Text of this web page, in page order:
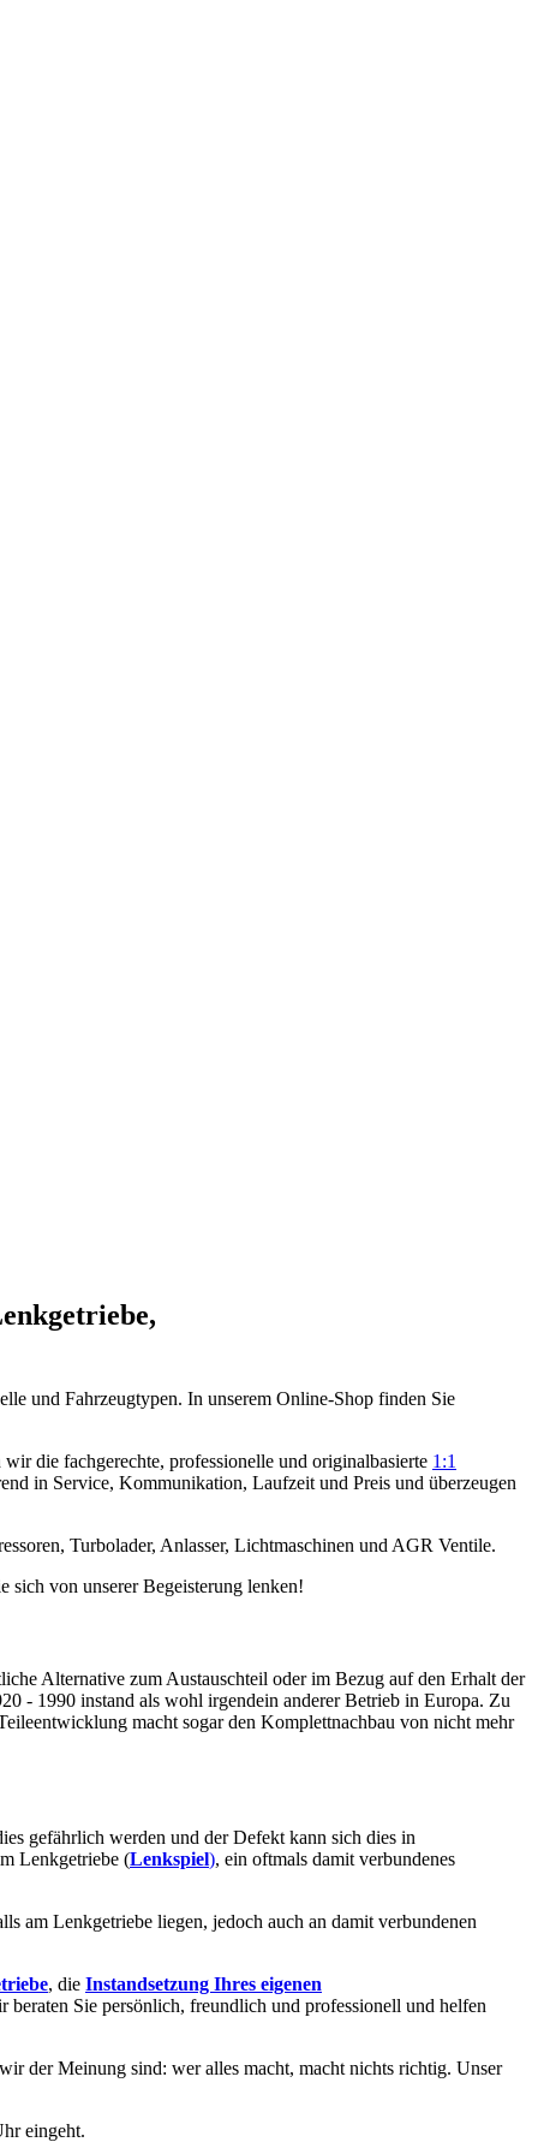
und Fahrzeugtypen. In unserem Online-Shop finden Sie
die fachgerechte, professionelle und originalbasierte 1:1
in Service, Kommunikation, Laufzeit und Preis und überzeugen
Turbolader, Anlasser, Lichtmaschinen und AGR Ventile.
sich von unserer Begeisterung lenken!
Alternative zum Austauschteil oder im Bezug auf den Erhalt der
- 1990 instand als wohl irgendein anderer Betrieb in Europa. Zu
macht sogar den Komplettnachbau von nicht mehr
gefährlich werden und der Defekt kann sich dies in
Lenkgetriebe (Lenkspiel), ein oftmals damit verbundenes
am Lenkgetriebe liegen, jedoch auch an damit verbundenen
, die Instandsetzung Ihres eigenen
beraten Sie persönlich, freundlich und professionell und helfen
der Meinung sind: wer alles macht, macht nichts richtig. Unser
eingeht.